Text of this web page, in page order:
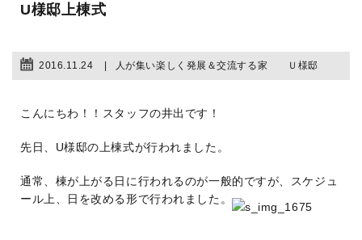
U様邸上棟式
2016.11.24 人が集い楽しく発展＆交流する家 Ｕ様邸
こんにちわ！！スタッフの井出です！
先日、U様邸の上棟式が行われました。
通常、棟が上がる日に行われるのが一般的ですが、スケジュ
ール上、日を改める形で行われました。